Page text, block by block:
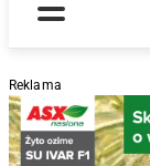
Menu
Reklama